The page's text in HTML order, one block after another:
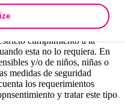
antes de recopilar, tratar o
cumplimiento a la
esta no lo requiera. En
y/o de niños, niñas o
medidas de seguridad
los requerimientos
y tratar este tipo